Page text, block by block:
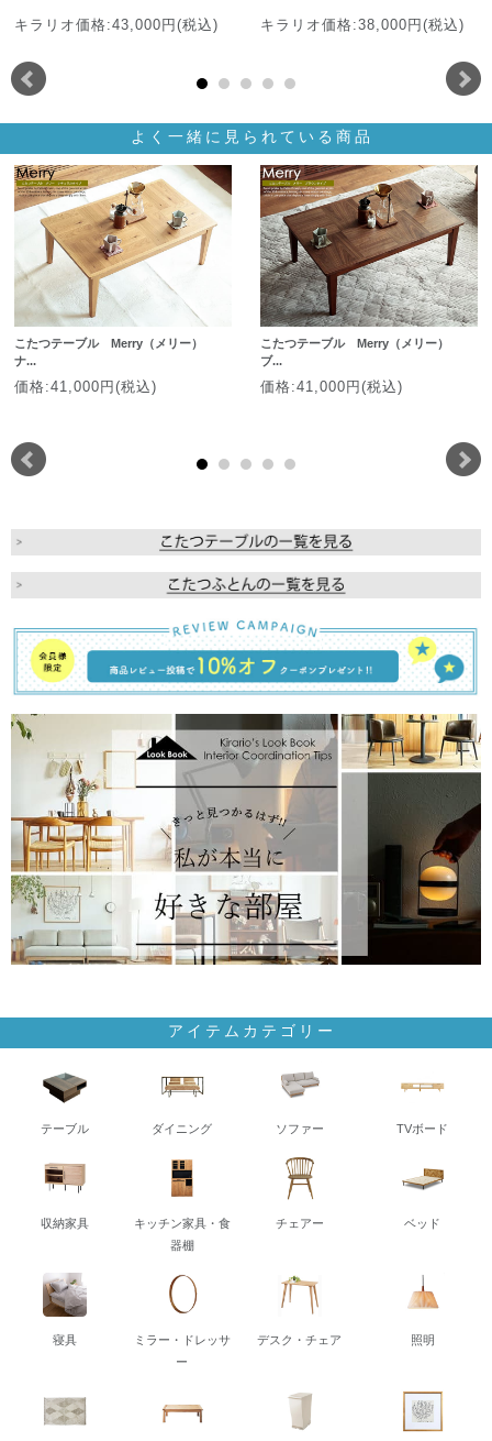
キラリオ価格:43,000円(税込) キラリオ価格:38,000円(税込)
よく一緒に見られている商品
こたつテーブル Merry（メリー）
ナ...
価格:41,000円(税込)
こたつテーブル Merry（メリー）
ブ...
価格:41,000円(税込)
アイテムカテゴリー
テーブル ダイニング ソファー TVボード
収納家具
キッチン家具・食
器棚
チェアー ベッド
寝具
ミラー・ドレッサ
ー
デスク・チェア 照明